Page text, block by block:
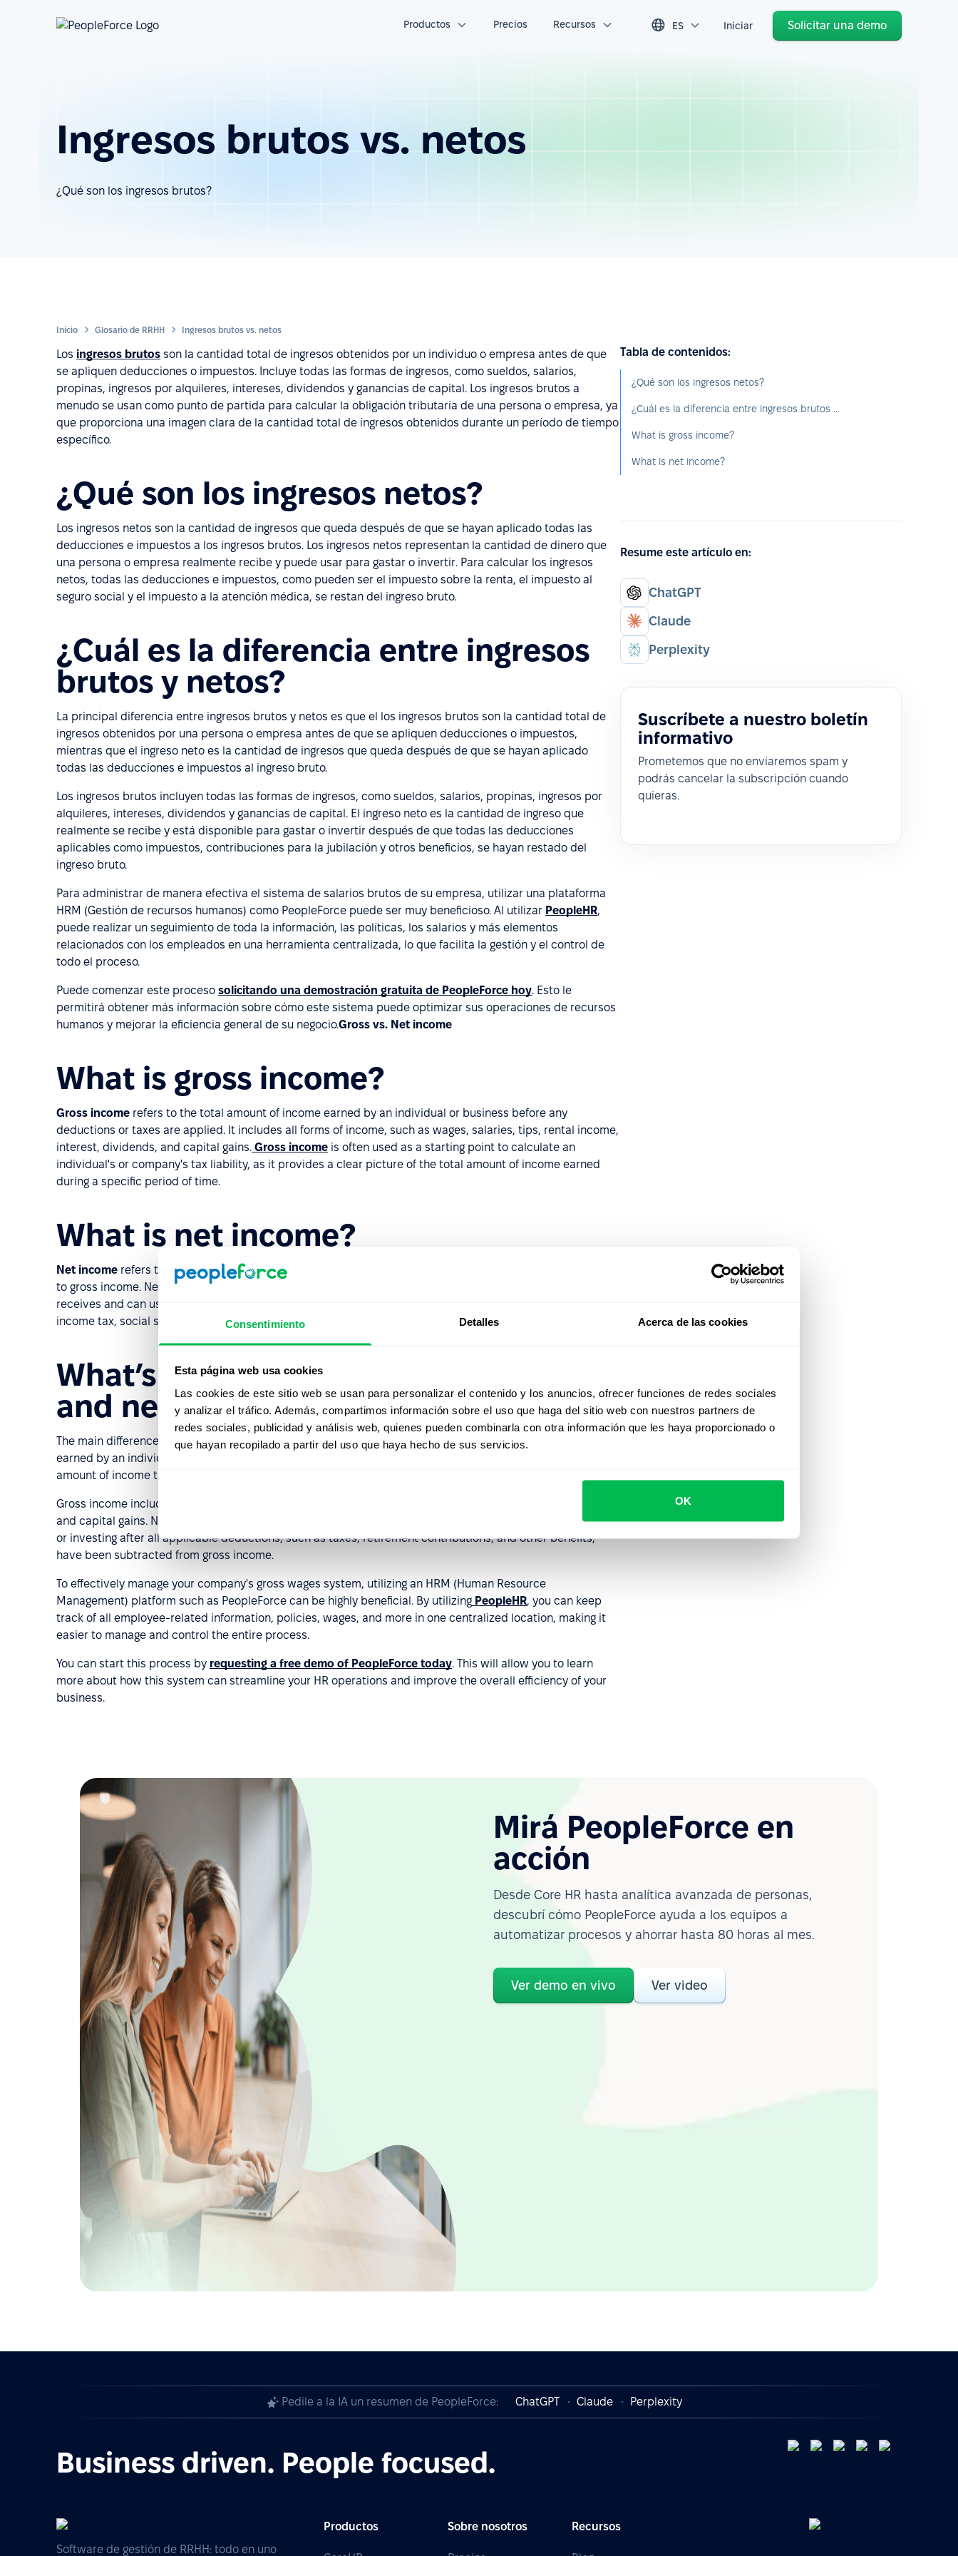
Consentimiento Detalles Acerca de las cookies
Esta página web usa cookies
Las cookies de este sitio web se usan para personalizar el contenido y los anuncios, ofrecer funciones de redes sociales
y analizar el tráfico. Además, compartimos información sobre el uso que haga del sitio web con nuestros partners de
redes sociales, publicidad y análisis web, quienes pueden combinarla con otra información que les haya proporcionado o
que hayan recopilado a partir del uso que haya hecho de sus servicios.
OK
Productos Precios Recursos ES Iniciar Solicitar una demo
Ingresos brutos vs. netos
¿Qué son los ingresos brutos?
Inicio Glosario de RRHH Ingresos brutos vs. netos
Los ingresos brutos son la cantidad total de ingresos obtenidos por un individuo o empresa antes de que
se apliquen deducciones o impuestos. Incluye todas las formas de ingresos, como sueldos, salarios,
propinas, ingresos por alquileres, intereses, dividendos y ganancias de capital. Los ingresos brutos a
menudo se usan como punto de partida para calcular la obligación tributaria de una persona o empresa, ya
que proporciona una imagen clara de la cantidad total de ingresos obtenidos durante un período de tiempo
específico.
¿Qué son los ingresos netos?
Los ingresos netos son la cantidad de ingresos que queda después de que se hayan aplicado todas las
deducciones e impuestos a los ingresos brutos. Los ingresos netos representan la cantidad de dinero que
una persona o empresa realmente recibe y puede usar para gastar o invertir. Para calcular los ingresos
netos, todas las deducciones e impuestos, como pueden ser el impuesto sobre la renta, el impuesto al
seguro social y el impuesto a la atención médica, se restan del ingreso bruto.
¿Cuál es la diferencia entre ingresos
brutos y netos?
La principal diferencia entre ingresos brutos y netos es que el los ingresos brutos son la cantidad total de
ingresos obtenidos por una persona o empresa antes de que se apliquen deducciones o impuestos,
mientras que el ingreso neto es la cantidad de ingresos que queda después de que se hayan aplicado
todas las deducciones e impuestos al ingreso bruto.
Los ingresos brutos incluyen todas las formas de ingresos, como sueldos, salarios, propinas, ingresos por
alquileres, intereses, dividendos y ganancias de capital. El ingreso neto es la cantidad de ingreso que
realmente se recibe y está disponible para gastar o invertir después de que todas las deducciones
aplicables como impuestos, contribuciones para la jubilación y otros beneficios, se hayan restado del
ingreso bruto.
Para administrar de manera efectiva el sistema de salarios brutos de su empresa, utilizar una plataforma
HRM (Gestión de recursos humanos) como PeopleForce puede ser muy beneficioso. Al utilizar PeopleHR,
puede realizar un seguimiento de toda la información, las políticas, los salarios y más elementos
relacionados con los empleados en una herramienta centralizada, lo que facilita la gestión y el control de
todo el proceso.
Puede comenzar este proceso solicitando una demostración gratuita de PeopleForce hoy. Esto le
permitirá obtener más información sobre cómo este sistema puede optimizar sus operaciones de recursos
humanos y mejorar la eficiencia general de su negocio.Gross vs. Net income
What is gross income?
Gross income refers to the total amount of income earned by an individual or business before any
deductions or taxes are applied. It includes all forms of income, such as wages, salaries, tips, rental income,
interest, dividends, and capital gains. Gross income is often used as a starting point to calculate an
individual's or company's tax liability, as it provides a clear picture of the total amount of income earned
during a specific period of time.
What is net income?
Net income refers to the amount of income that remains after all deductions and taxes have been applied
to gross income. Net income represents the amount of money that an individual or business actually
receives and can use for spending or investing. To calculate net income, all deductions and taxes, such as
income tax, social security tax, and healthcare tax, are subtracted from gross income.
What’s the difference between gross
and net income?
The main difference between gross and net income is that gross income is the total amount of income
earned by an individual or business before any deductions or taxes are applied, while net income is the
amount of income that remains after all deductions and taxes have been applied to gross income.
Gross income includes all forms of income, such as wages, salaries, tips, rental income, interest, dividends,
and capital gains. Net income is the amount of income that is actually received and available for spending
or investing after all applicable deductions, such as taxes, retirement contributions, and other benefits,
have been subtracted from gross income.
To effectively manage your company's gross wages system, utilizing an HRM (Human Resource
Management) platform such as PeopleForce can be highly beneficial. By utilizing PeopleHR, you can keep
track of all employee-related information, policies, wages, and more in one centralized location, making it
easier to manage and control the entire process.
You can start this process by requesting a free demo of PeopleForce today. This will allow you to learn
more about how this system can streamline your HR operations and improve the overall efficiency of your
business.
Tabla de contenidos:
¿Qué son los ingresos netos?
¿Cuál es la diferencia entre ingresos brutos y netos?
What is gross income?
What is net income?
Resume este artículo en:
ChatGPT
Claude
Perplexity
Suscríbete a nuestro boletín
informativo
Prometemos que no enviaremos spam y
podrás cancelar la subscripción cuando
quieras.
Mirá PeopleForce en
acción
Desde Core HR hasta analítica avanzada de personas,
descubrí cómo PeopleForce ayuda a los equipos a
automatizar procesos y ahorrar hasta 80 horas al mes.
Ver demo en vivo Ver video
Pedile a la IA un resumen de PeopleForce: ChatGPT Claude Perplexity
Business driven. People focused.
Software de gestión de RRHH: todo en uno
Productos Sobre nosotros Recursos